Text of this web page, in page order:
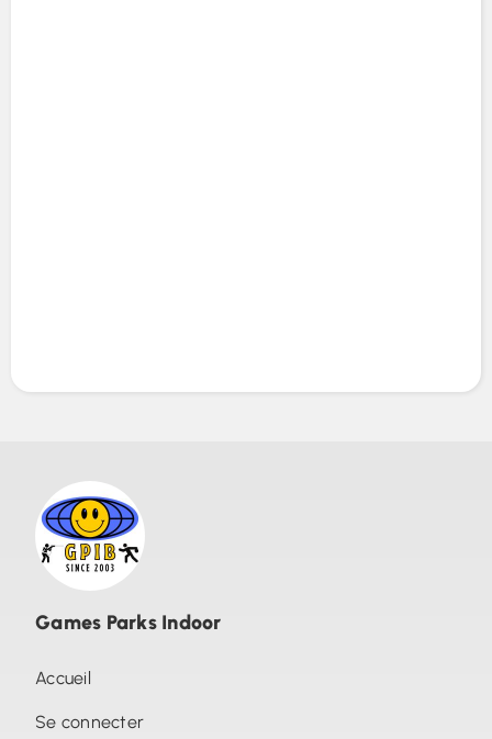
Games Parks Indoor
Accueil
Se connecter